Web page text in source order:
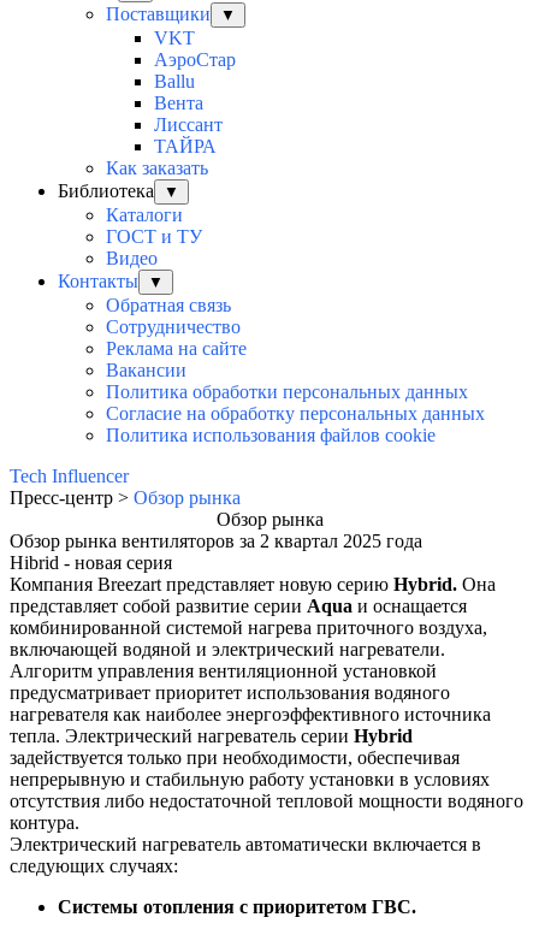
Поставщики ▼
VKT
АэроСтар
Ballu
Вента
Лиссант
ТАЙРА
Как заказать
Библиотека
▼
Каталоги
ГОСТ и ТУ
Видео
Контакты
▼
Обратная связь
Сотрудничество
Реклама на сайте
Вакансии
Политика обработки персональных данных
Согласие на обработку персональных данных
Политика использования файлов cookie
Tech Influencer
Пресс-центр > Обзор рынка
Обзор рынка
Обзор рынка вентиляторов за 2 квартал 2025 года
Hibrid - новая серия
Компания Breezart представляет новую серию Hybrid. Она
представляет собой развитие серии Aqua и оснащается
комбинированной системой нагрева приточного воздуха,
включающей водяной и электрический нагреватели.
Алгоритм управления вентиляционной установкой
предусматривает приоритет использования водяного
нагревателя как наиболее энергоэффективного источника
тепла. Электрический нагреватель серии Hybrid
задействуется только при необходимости, обеспечивая
непрерывную и стабильную работу установки в условиях
отсутствия либо недостаточной тепловой мощности водяного
контура.
Электрический нагреватель автоматически включается в
следующих случаях:
Системы отопления с приоритетом ГВС.